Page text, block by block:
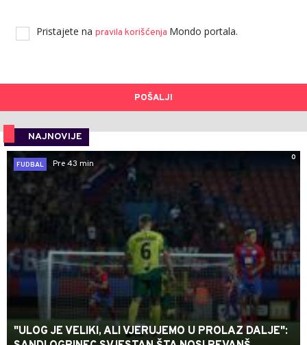
Pristajete na pravila korišćenja Mondo portala.
POŠALJI
NAJNOVIJE
0
FUDBAL
Pre 43 min
"ULOG JE VELIKI, ALI VJERUJEMO U PROLAZ DALJE":